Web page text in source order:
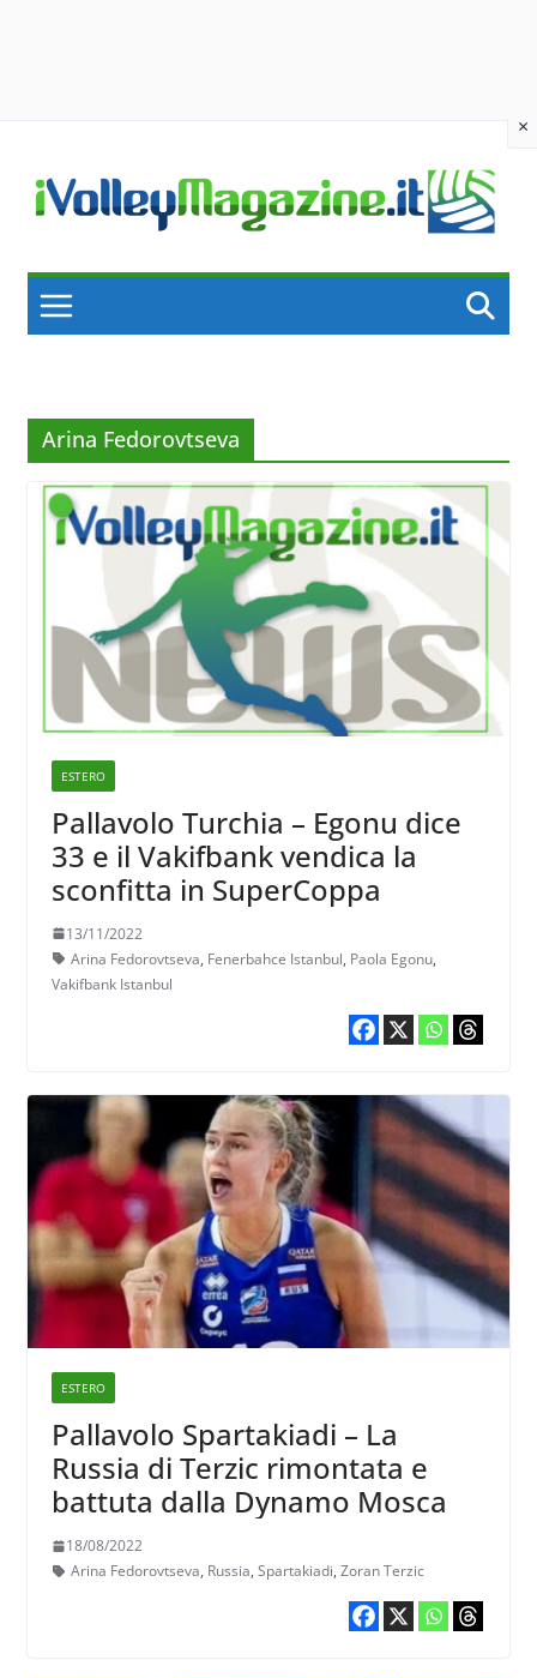
×
content
Arina Fedorovtseva
ESTERO
Pallavolo Turchia – Egonu dice
33 e il Vakifbank vendica la
sconfitta in SuperCoppa
13/11/2022
Arina Fedorovtseva, Fenerbahce Istanbul, Paola Egonu,
Vakifbank Istanbul
ESTERO
Pallavolo Spartakiadi – La
Russia di Terzic rimontata e
battuta dalla Dynamo Mosca
18/08/2022
Arina Fedorovtseva, Russia, Spartakiadi, Zoran Terzic